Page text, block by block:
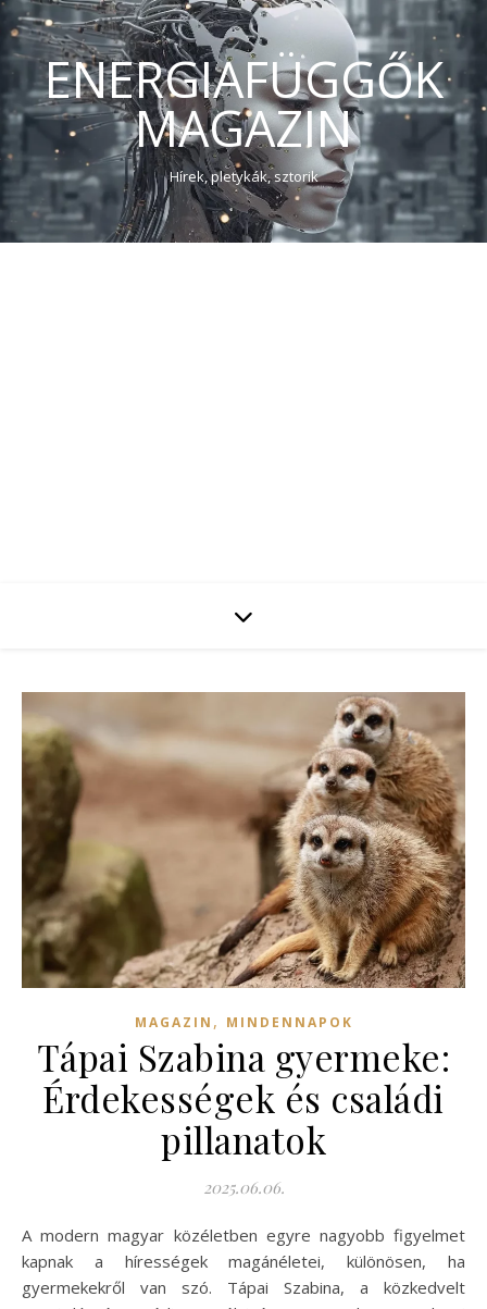
ENERGIAFÜGGŐK
MAGAZIN
Hírek, pletykák, sztorik
MAGAZIN , MINDENNAPOK
Tápai Szabina gyermeke:
Érdekességek és családi
pillanatok
2025.06.06.
A modern magyar közéletben egyre nagyobb figyelmet
kapnak a hírességek magánéletei, különösen, ha
gyermekekről van szó. Tápai Szabina, a közkedvelt